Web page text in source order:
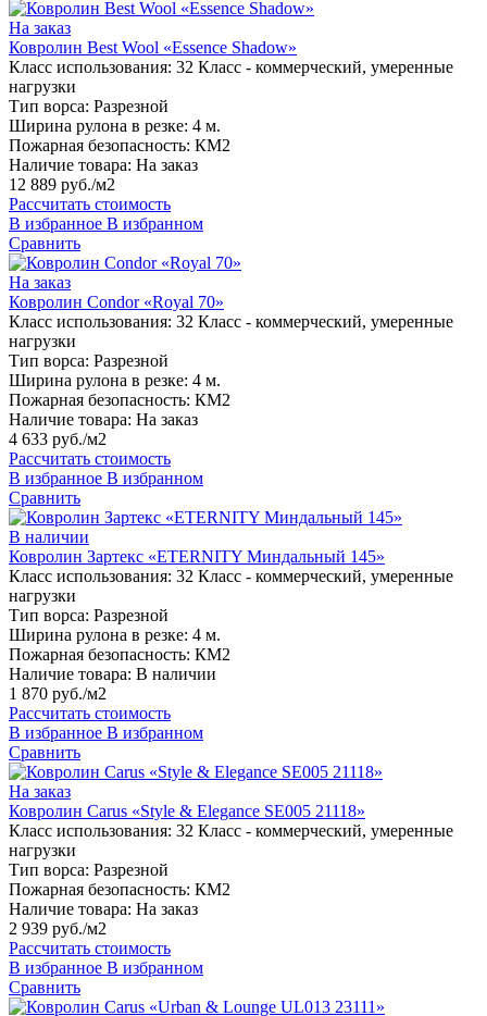
На заказ
Ковролин Best Wool «Essence Shadow»
Класс использования: 32 Класс - коммерческий, умеренные
нагрузки
Тип ворса: Разрезной
Ширина рулона в резке: 4 м.
Пожарная безопасность: КМ2
Наличие товара: На заказ
12 889 руб./м2
Рассчитать стоимость
В избранное В избранном
Сравнить
На заказ
Ковролин Condor «Royal 70»
Класс использования: 32 Класс - коммерческий, умеренные
нагрузки
Тип ворса: Разрезной
Ширина рулона в резке: 4 м.
Пожарная безопасность: КМ2
Наличие товара: На заказ
4 633 руб./м2
Рассчитать стоимость
В избранное В избранном
Сравнить
В наличии
Ковролин Зартекс «ETERNITY Миндальный 145»
Класс использования: 32 Класс - коммерческий, умеренные
нагрузки
Тип ворса: Разрезной
Ширина рулона в резке: 4 м.
Пожарная безопасность: КМ2
Наличие товара: В наличии
1 870 руб./м2
Рассчитать стоимость
В избранное В избранном
Сравнить
На заказ
Ковролин Carus «Style & Elegance SE005 21118»
Класс использования: 32 Класс - коммерческий, умеренные
нагрузки
Тип ворса: Разрезной
Пожарная безопасность: КМ2
Наличие товара: На заказ
2 939 руб./м2
Рассчитать стоимость
В избранное В избранном
Сравнить